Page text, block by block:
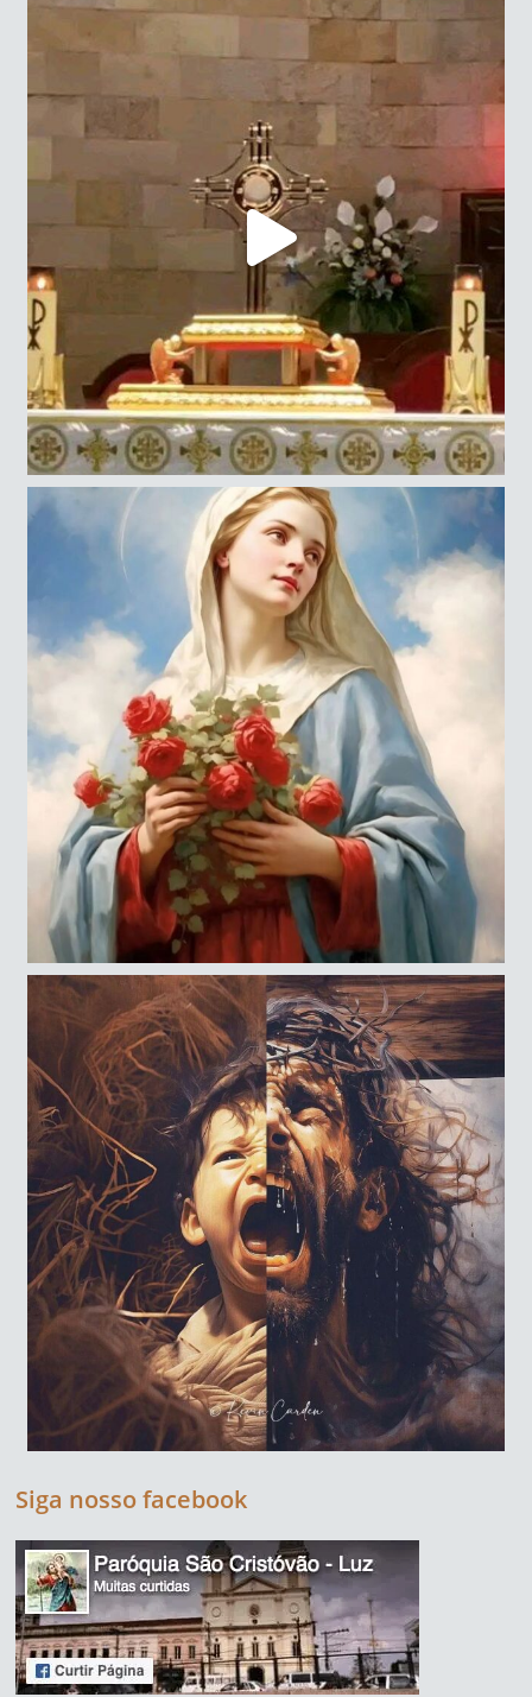
Siga nosso facebook